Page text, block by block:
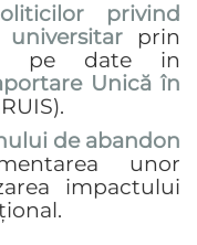
privind
prin
pe date in
Unică în
de abandon
unor
impactului